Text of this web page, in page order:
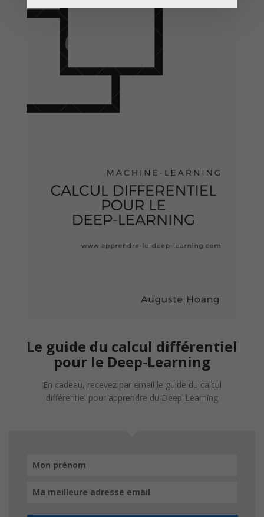
Le guide du calcul différentiel
pour le Deep-Learning
En cadeau, recevez par email le guide du calcul
différentiel pour apprendre du Deep-Learning